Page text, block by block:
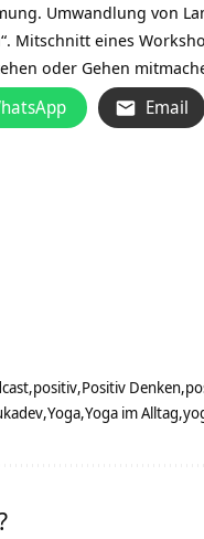
Umwandlung von
Mitschnitt eines
oder Gehen
Email
positiv Positiv Denken
Yoga Yoga im Alltag